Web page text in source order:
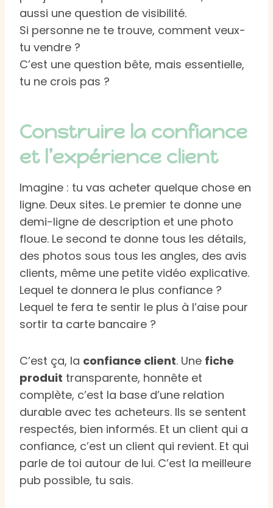
aussi une question de visibilité.
Si personne ne te trouve, comment veux-
tu vendre ?
C’est une question bête, mais essentielle,
tu ne crois pas ?
Construire la confiance
et l’expérience client
Imagine : tu vas acheter quelque chose en
ligne. Deux sites. Le premier te donne une
demi-ligne de description et une photo
floue. Le second te donne tous les détails,
des photos sous tous les angles, des avis
clients, même une petite vidéo explicative.
Lequel te donnera le plus confiance ?
Lequel te fera te sentir le plus à l’aise pour
sortir ta carte bancaire ?
C’est ça, la confiance client. Une fiche
produit transparente, honnête et
complète, c’est la base d’une relation
durable avec tes acheteurs. Ils se sentent
respectés, bien informés. Et un client qui a
confiance, c’est un client qui revient. Et qui
parle de toi autour de lui. C’est la meilleure
pub possible, tu sais.